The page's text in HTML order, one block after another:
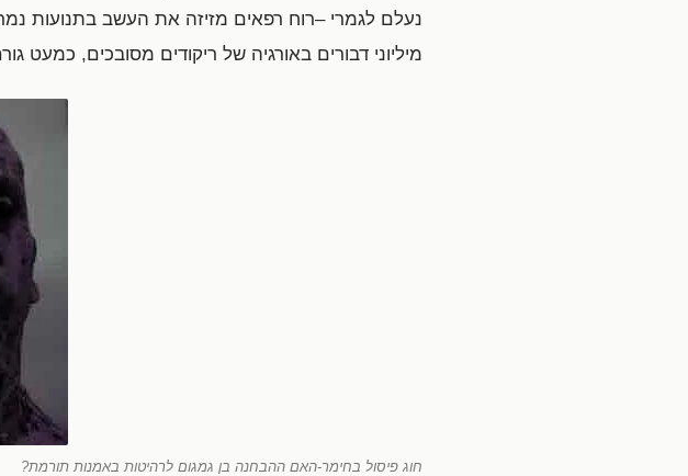
נעלם לגמרי –רוח רפאים מזיזה את העשב בתנועות
מיליוני דבורים באורגיה של ריקודים מסובכים, כמעט
חוג פיסול בחימר-האם ההבחנה בן גמגום לרהיטות באמנות תורמת?